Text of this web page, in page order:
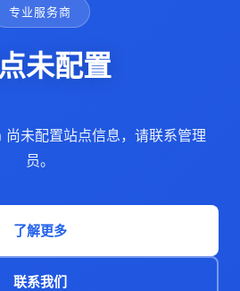
专业服务商
未配置
未配置站点信息，请联系管理
员。
了解更多
联系我们